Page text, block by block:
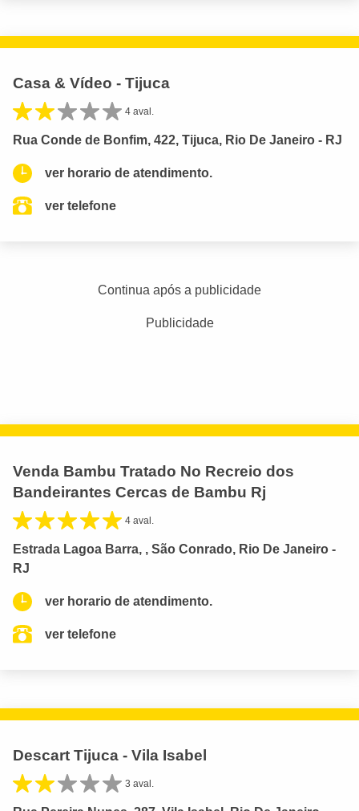
Casa & Vídeo - Tijuca
4 aval.
Rua Conde de Bonfim, 422, Tijuca, Rio De Janeiro - RJ
ver horario de atendimento.
ver telefone
Continua após a publicidade
Publicidade
Venda Bambu Tratado No Recreio dos
Bandeirantes Cercas de Bambu Rj
4 aval.
Estrada Lagoa Barra, , São Conrado, Rio De Janeiro -
RJ
ver horario de atendimento.
ver telefone
Descart Tijuca - Vila Isabel
3 aval.